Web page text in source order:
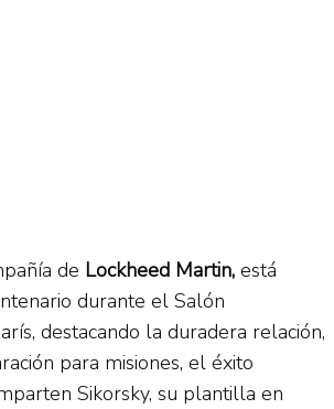
de Lockheed Martin, está
durante el Salón
destacando la duradera relación,
para misiones, el éxito
Sikorsky, su plantilla en